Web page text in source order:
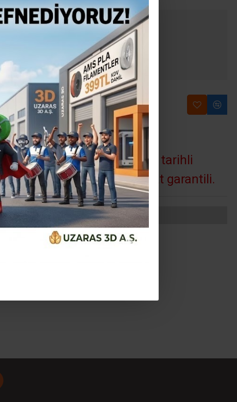
GÖNDER
gönder seçeceği ile, ileri tarihli
indirimli ve sabit fiyat garantili.